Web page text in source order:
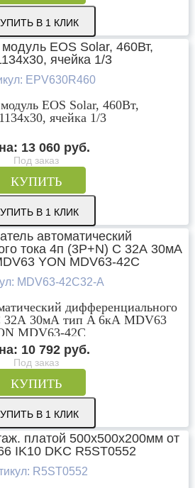
В 1 КЛИК
EPV630R460
EOS Solar, 460Вт,
ячейка 1/3
13 060 руб.
Под заказ
КУПИТЬ
В 1 КЛИК
MDV63-42C32-A
дифференциального
32А 30мА тип A 6кА MDV63
MDV63-42C
10 792 руб.
Под заказ
КУПИТЬ
В 1 КЛИК
R5ST0552